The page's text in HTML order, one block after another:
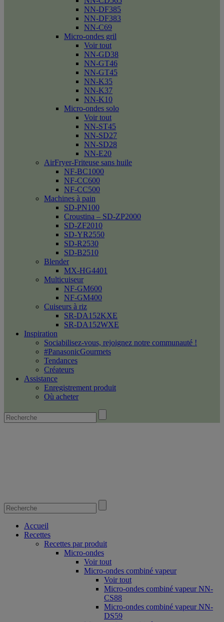
NN-DF385
NN-DF383
NN-C69
Micro-ondes gril
Voir tout
NN-GD38
NN-GT46
NN-GT45
NN-K35
NN-K37
NN-K10
Micro-ondes solo
Voir tout
NN-ST45
NN-SD27
NN-SD28
NN-E20
AirFryer-Friteuse sans huile
NF-BC1000
NF-CC600
NF-CC500
Machines à pain
SD-PN100
Croustina – SD-ZP2000
SD-ZF2010
SD-YR2550
SD-R2530
SD-B2510
Blender
MX-HG4401
Multicuiseur
NF-GM600
NF-GM400
Cuiseurs à riz
SR-DA152KXE
SR-DA152WXE
Inspiration
Sociabilisez-vous, rejoignez notre communauté !
#PanasonicGourmets
Tendances
Créateurs
Assistance
Enregistrement produit
Où acheter
Accueil
Recettes
Recettes par produit
Micro-ondes
Voir tout
Micro-ondes combiné vapeur
Voir tout
Micro-ondes combiné vapeur NN-
CS88
Micro-ondes combiné vapeur NN-
DS59